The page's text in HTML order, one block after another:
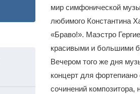
мир симфонической
любимого Константина
«Браво!». Маэстро
красивыми и большими
Вечером того же дня
концерт для
сочинений композитора,